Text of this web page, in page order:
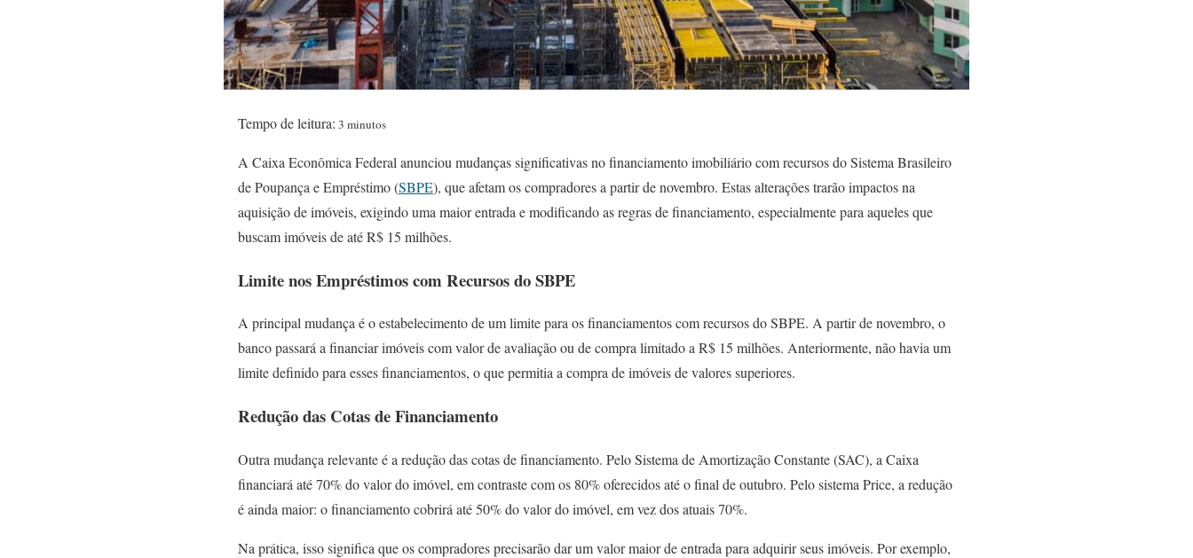
Tempo de leitura: 3 minutos
A Caixa Econômica Federal anunciou mudanças significativas no financiamento imobiliário com recursos do Sistema Brasileiro
de Poupança e Empréstimo (SBPE), que afetam os compradores a partir de novembro. Estas alterações trarão impactos na
aquisição de imóveis, exigindo uma maior entrada e modificando as regras de financiamento, especialmente para aqueles que
buscam imóveis de até R$ 15 milhões.
Limite nos Empréstimos com Recursos do SBPE
A principal mudança é o estabelecimento de um limite para os financiamentos com recursos do SBPE. A partir de novembro, o
banco passará a financiar imóveis com valor de avaliação ou de compra limitado a R$ 15 milhões. Anteriormente, não havia um
limite definido para esses financiamentos, o que permitia a compra de imóveis de valores superiores.
Redução das Cotas de Financiamento
Outra mudança relevante é a redução das cotas de financiamento. Pelo Sistema de Amortização Constante (SAC), a Caixa
financiará até 70% do valor do imóvel, em contraste com os 80% oferecidos até o final de outubro. Pelo sistema Price, a redução
é ainda maior: o financiamento cobrirá até 50% do valor do imóvel, em vez dos atuais 70%.
Na prática, isso significa que os compradores precisarão dar um valor maior de entrada para adquirir seus imóveis. Por exemplo,